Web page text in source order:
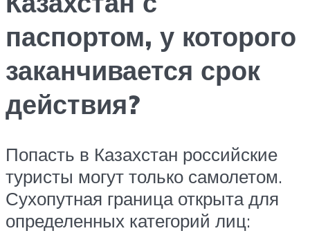
паспортом, у которого
заканчивается срок
действия?
Попасть в Казахстан российские
туристы могут только самолетом.
Сухопутная граница открыта для
определенных категорий лиц: